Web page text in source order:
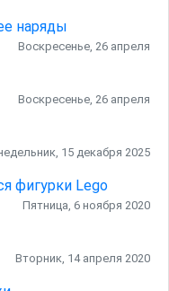
наряды
Воскресенье, 26 апреля
Воскресенье, 26 апреля
15 декабря 2025
фигурки Lego
Пятница, 6 ноября 2020
Вторник, 14 апреля 2020